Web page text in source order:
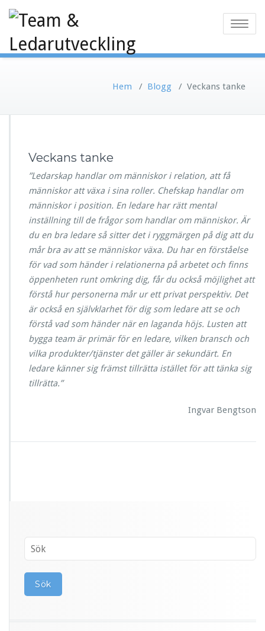
Toggle
Hem / Blogg / Veckans tanke
Veckans tanke
”Ledarskap handlar om människor i relation, att få
människor att växa i sina roller. Chefskap handlar om
människor i position. En ledare har rätt mental
inställning till de frågor som handlar om människor. Är
du en bra ledare så sitter det i ryggmärgen på dig att du
mår bra av att se människor växa. Du har en förståelse
för vad som händer i relationerna på arbetet och finns
öppenheten runt omkring dig, får du också möjlighet att
förstå hur personerna mår ur ett privat perspektiv. Det
är också en självklarhet för dig som ledare att se och
förstå vad som händer när en laganda höjs. Lusten att
bygga team är primär för en ledare, vilken bransch och
vilka produkter/tjänster det gäller är sekundärt. En
ledare kännersig främst tillrätta istället för att tänkasig
tillrätta.”
Ingvar Bengtson